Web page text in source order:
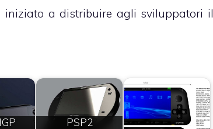
iniziato a distribuire agli sviluppatori il
PSP2